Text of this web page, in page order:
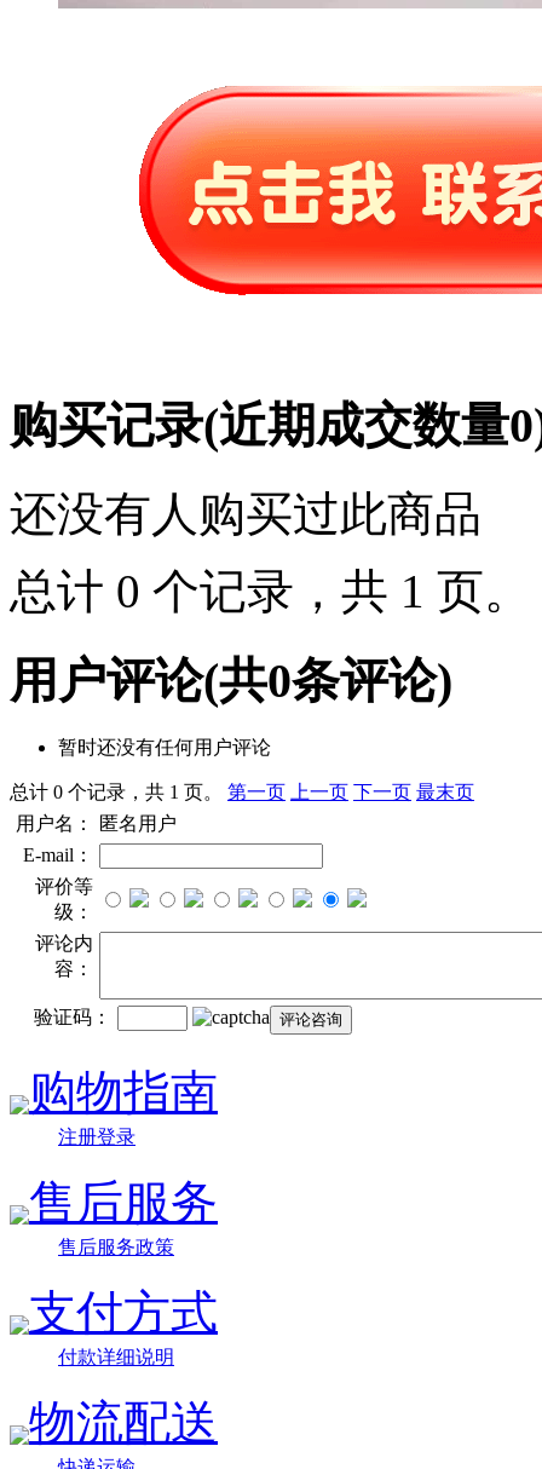
购买记录(近期成交数量0
还没有人购买过此商品
总计 0 个记录，共 1 页。
用户评论(共0条评论)
暂时还没有任何用户评论
总计 0 个记录，共 1 页。 第一页 上一页 下一页 最末页
用户名：
匿名用户
E-mail：
评价等
级：
评论内
容：
验证码：
购物指南
注册登录
售后服务
售后服务政策
支付方式
付款详细说明
物流配送